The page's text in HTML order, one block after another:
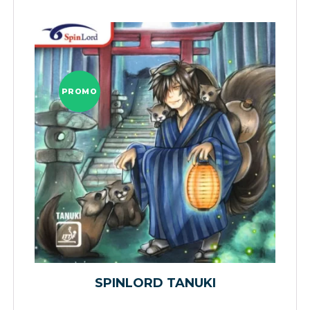
PROMO
SPINLORD TANUKI